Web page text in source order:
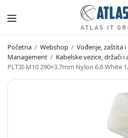
Početna / Webshop / Vođenje, zaštita
Management / Kabelske vezice, držači i
PLT3I-M10 290×3.7mm Nylon 6.6 White